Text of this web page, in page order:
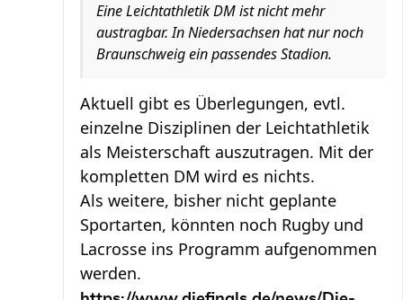
Eine Leichtathletik DM ist nicht mehr
austragbar. In Niedersachsen hat nur noch
Braunschweig ein passendes Stadion.
Aktuell gibt es Überlegungen, evtl.
einzelne Disziplinen der Leichtathletik
als Meisterschaft auszutragen. Mit der
kompletten DM wird es nichts.
Als weitere, bisher nicht geplante
Sportarten, könnten noch Rugby und
Lacrosse ins Programm aufgenommen
werden.